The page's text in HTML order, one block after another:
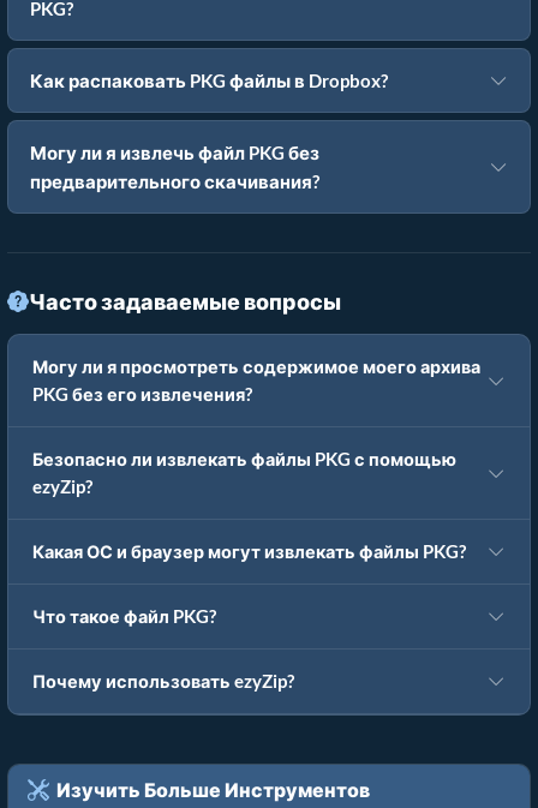
PKG?
Как распаковать PKG файлы в Dropbox?
Могу ли я извлечь файл PKG без
предварительного скачивания?
Часто задаваемые вопросы
Могу ли я просмотреть содержимое моего архива
PKG без его извлечения?
Безопасно ли извлекать файлы PKG с помощью
ezyZip?
Какая ОС и браузер могут извлекать файлы PKG?
Что такое файл PKG?
Почему использовать ezyZip?
Изучить Больше Инструментов